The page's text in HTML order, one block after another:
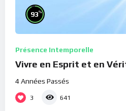
93%
Présence Intemporelle
Vivre en Esprit et en
4 Années Passés
3 641